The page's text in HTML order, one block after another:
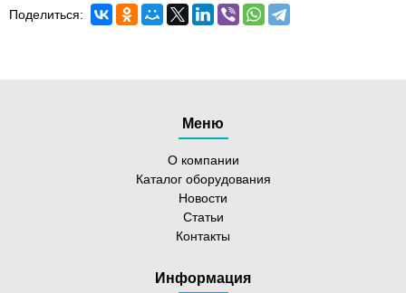
Поделиться:
Меню
О компании
Каталог оборудования
Новости
Статьи
Контакты
Информация